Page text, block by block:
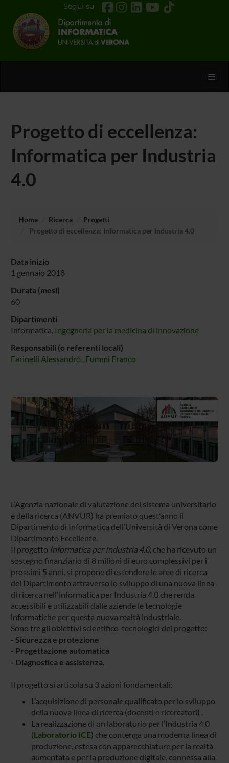
Segui su
Progetto di eccellenza:
Informatica per Industria
4.0
Home Ricerca
Progetti
Progetto di eccellenza: Informatica per Industria 4.0
Data inizio
1 gennaio 2018
Durata (mesi)
60
Dipartimenti
Informatica, Ingegneria per la medicina di innovazione
Responsabili (o referenti locali)
Farinelli Alessandro , Fummi Franco
L’Agenzia nazionale di valutazione del sistema universitario
e della ricerca (ANVUR) ha premiato quest’anno il
Dipartimento di Informatica dell’Università di Verona come
Dipartimento Eccellente.
Il progetto Informatica per Industria 4.0, che ha ricevuto un
sostegno finanziario di 8 milioni di euro complessivi per i
prossimi 5 anni, si propone di estendere le aree di ricerca
del Dipartimento attraverso lo sviluppo di una nuova linea
di ricerca nell'informatica per Industria 4.0 che renda
accessibili e utilizzabili dalle aziende le tecnologie
informatiche per questa nuova realtà industriale.
Sono tre gli obiettivi scientifico-tecnologici del progetto:
- Sicurezza e protezione
- Progettazione automatica
- Diagnostica e assistenza.
Il progetto si articola su 3 azioni fondamentali:
L’acquisizione di personale qualificato per lo sviluppo
della nuova linea di ricerca (docenti e ricercatori) .
La realizzazione di un laboratorio per l’Industria 4.0
(Laboratorio ICE) che contenga una moderna linea di
produzione, estesa con apparecchiature per la realtà
aumentata e per la produzione digitale, connessa alla